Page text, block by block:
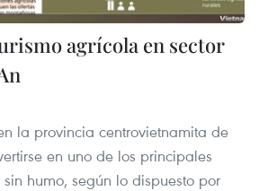
agrícola en sector
la provincia centrovietnamita de
en uno de los principales
humo, según lo dispuesto por